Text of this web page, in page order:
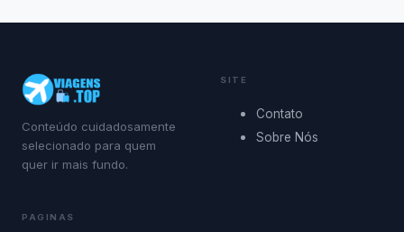
Conteúdo cuidadosamente
selecionado para quem
quer ir mais fundo.
SITE
Contato
Sobre Nós
PAGINAS